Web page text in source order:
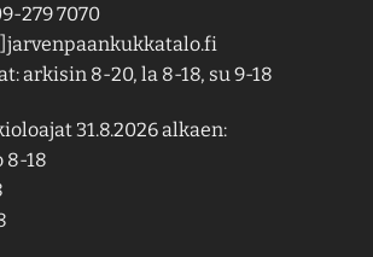
279 7070
arkisin 8-20, la 8-18, su 9-18
31.8.2026 alkaen:
8-18